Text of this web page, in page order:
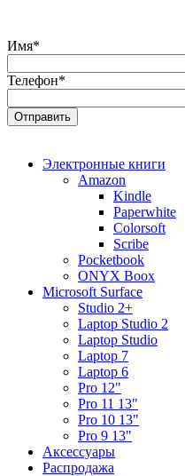
Имя*
Телефон*
Электронные книги
Amazon
Kindle
Paperwhite
Colorsoft
Scribe
Pocketbook
ONYX Boox
Microsoft Surface
Studio 2+
Laptop Studio 2
Laptop Studio
Laptop 7
Laptop 6
Pro 12"
Pro 11 13"
Pro 10 13"
Pro 9 13"
Аксессуары
Распродажа